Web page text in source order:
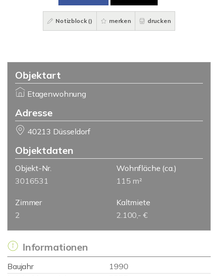
Notizblock () merken drucken
Objektart
Etagenwohnung
Adresse
40213 Düsseldorf
Objektdaten
Objekt-Nr.
3016531
Wohnfläche (ca.)
115 m²
Zimmer
2
Kaltmiete
2.100,- €
Informationen
Baujahr
1990